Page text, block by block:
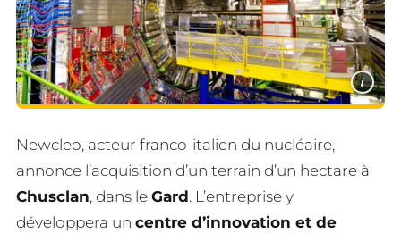
i
Newcleo, acteur franco-italien du nucléaire,
annonce l’acquisition d’un terrain d’un hectare à
Chusclan, dans le Gard. L’entreprise y
développera un centre d’innovation et de